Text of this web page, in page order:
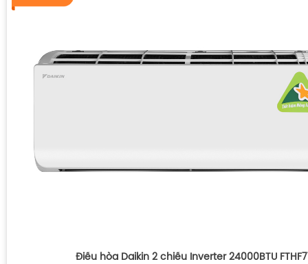
Điều hòa Daikin 2 chiều Inverter 24000BTU